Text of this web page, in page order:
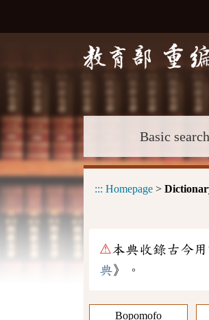
Basic search
::: Homepage >
⚠本典收錄古今用
典》。
Bopomofo